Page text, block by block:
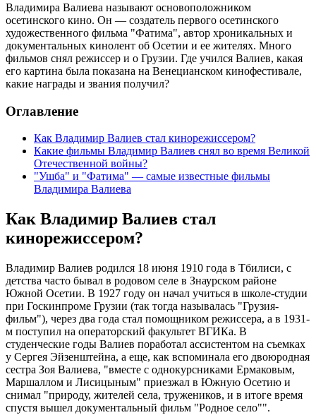
Владимира Валиева называют основоположником
осетинского кино. Он — создатель первого осетинского
художественного фильма "Фатима", автор хроникальных и
документальных кинолент об Осетии и ее жителях. Много
фильмов снял режиссер и о Грузии. Где учился Валиев, какая
его картина была показана на Венецианском кинофестивале,
какие награды и звания получил?
Оглавление
Как Владимир Валиев стал кинорежиссером?
Какие фильмы Владимир Валиев снял во время Великой
Отечественной войны?
"Ушба" и "Фатима" — самые известные фильмы
Владимира Валиева
Как Владимир Валиев стал
кинорежиссером?
Владимир Валиев родился 18 июня 1910 года в Тбилиси, с
детства часто бывал в родовом селе в Знаурском районе
Южной Осетии. В 1927 году он начал учиться в школе-студии
при Госкинпроме Грузии (так тогда называлась "Грузия-
фильм"), через два года стал помощником режиссера, а в 1931-
м поступил на операторский факультет ВГИКа. В
студенческие годы Валиев поработал ассистентом на съемках
у Сергея Эйзенштейна, а еще, как вспоминала его двоюродная
сестра Зоя Валиева, "вместе с однокурсниками Ермаковым,
Маршаллом и Лисицыным" приезжал в Южную Осетию и
снимал "природу, жителей села, тружеников, и в итоге время
спустя вышел документальный фильм "Родное село"".